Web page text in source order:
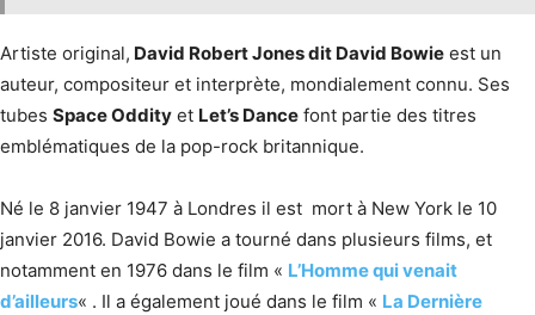
Artiste original, David Robert Jones dit David Bowie est un
auteur, compositeur et interprète, mondialement connu. Ses
tubes Space Oddity et Let’s Dance font partie des titres
emblématiques de la pop-rock britannique.
Né le 8 janvier 1947 à Londres il est mort à New York le 10
janvier 2016. David Bowie a tourné dans plusieurs films, et
notamment en 1976 dans le film « L’Homme qui venait
d’ailleurs« . Il a également joué dans le film « La Dernière